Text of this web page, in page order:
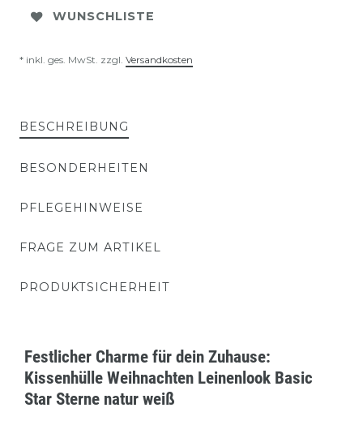
WUNSCHLISTE
* inkl. ges. MwSt. zzgl. Versandkosten
BESCHREIBUNG
BESONDERHEITEN
PFLEGEHINWEISE
FRAGE ZUM ARTIKEL
PRODUKTSICHERHEIT
Festlicher Charme für dein Zuhause:
Kissenhülle Weihnachten Leinenlook Basic
Star Sterne natur weiß